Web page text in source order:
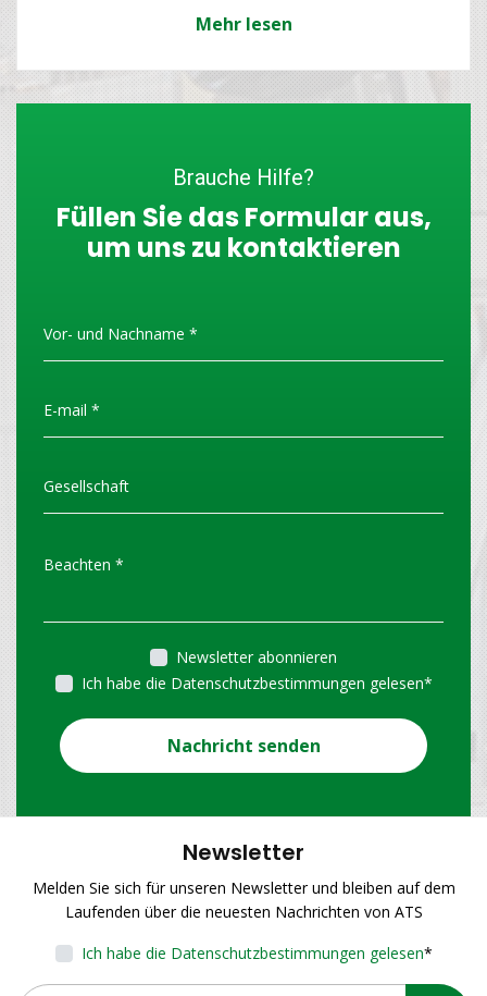
Mehr lesen
Brauche Hilfe?
Füllen Sie das Formular aus,
um uns zu kontaktieren
Newsletter abonnieren
Ich habe die Datenschutzbestimmungen gelesen*
Nachricht senden
Newsletter
Melden Sie sich für unseren Newsletter und bleiben auf dem
Laufenden über die neuesten Nachrichten von ATS
Ich habe die Datenschutzbestimmungen gelesen*